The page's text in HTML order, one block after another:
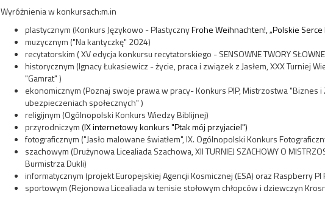
Wyróżnienia w konkursach:m.in
plastycznym (Konkurs Językowo - PlastycznyFrohe Weihnachten!,„Polskie Serce
muzycznym ("Na kantyczkę" 2024)
recytatorskim (XV edycja konkursu recytatorskiego - SENSOWNE TWORY
historycznym (Ignacy Łukasiewicz - życie, praca i związek z Jasłem, XXX Turniej
"Gamrat" )
ekonomicznym (Poznaj swoje prawa w pracy- Konkurs PIP, Mistrzostwa "Biznes
ubezpieczeniach społecznych" )
religijnym (Ogólnopolski Konkurs Wiedzy Biblijnej)
przyrodniczym (IX internetowy konkurs "Ptak mój przyjaciel")
fotograficznym ("Jasło malowane światłem",IX. Ogólnopolski Konkurs
szachowym (Drużynowa Licealiada Szachowa,XII TURNIEJ SZACHOWY O
Burmistrza Dukli)
informatycznym (projekt Europejskiej Agencji Kosmicznej (ESA) oraz Raspberry PI
sportowym (Rejonowa Licealiada w tenisie stołowym chłopców i dziewczyn